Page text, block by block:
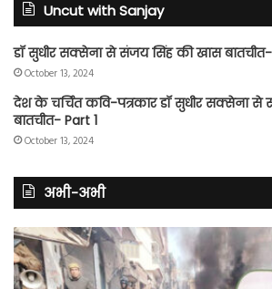
Uncut with Sanjay
डॉ सुधीर सक्सेना से संजय सिंह की खास
October 13, 2024
देश के चर्चित कवि-पत्रकार डॉ सुधीर सक्सेना
बातचीत- Part 1
October 13, 2024
अभी-अभी